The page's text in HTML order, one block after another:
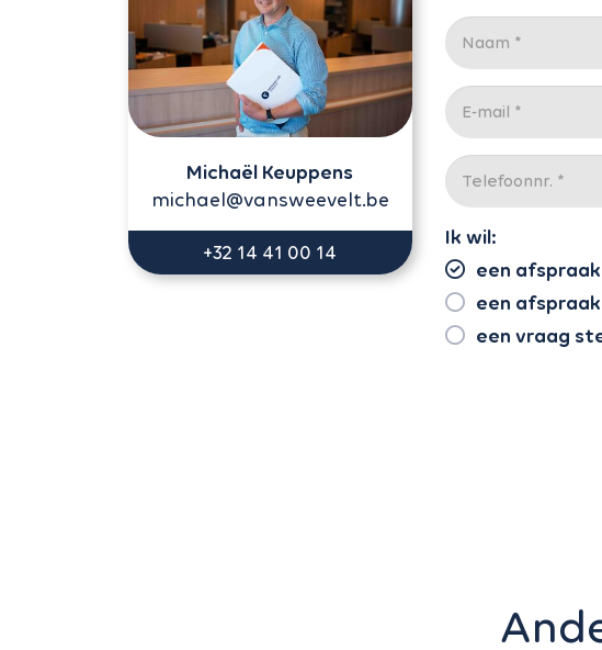
Michaël Keuppens
michael@vansweevelt.be
+32 14 41 00 14
Ik wil:
een afspraak
een
een vraag